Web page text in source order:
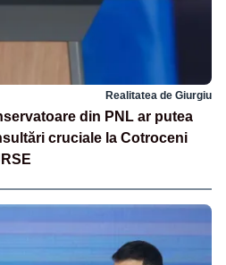
Realitatea de Giurgiu
din PNL ar putea
cruciale la Cotroceni